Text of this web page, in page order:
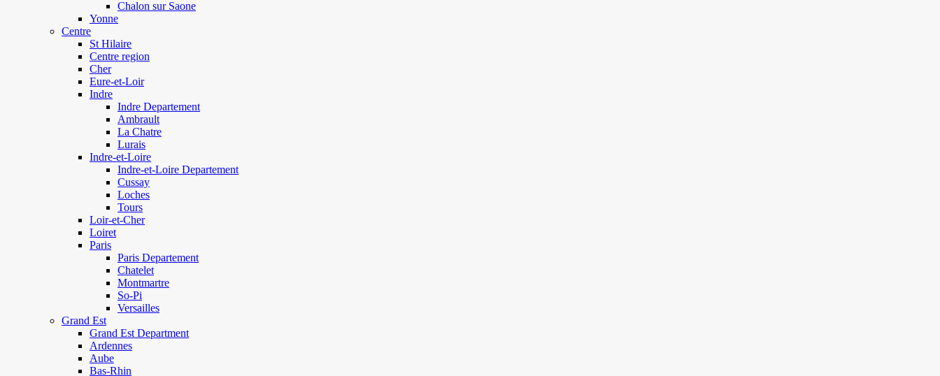
Chalon sur Saone
Yonne
Centre
St Hilaire
Centre region
Cher
Eure-et-Loir
Indre
Indre Departement
Ambrault
La Chatre
Lurais
Indre-et-Loire
Indre-et-Loire Departement
Cussay
Loches
Tours
Loir-et-Cher
Loiret
Paris
Paris Departement
Chatelet
Montmartre
So-Pi
Versailles
Grand Est
Grand Est Department
Ardennes
Aube
Bas-Rhin